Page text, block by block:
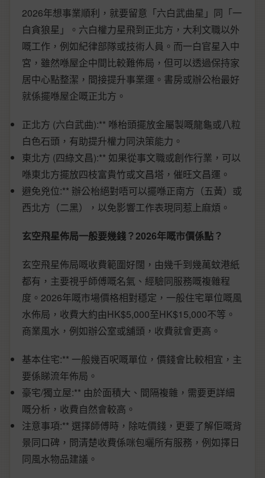
2026年想事業順利，就要留意「六白武曲星」同「一
白貪狼星」。六白權力星飛到正北方，大利文職以外
嘅工作，例如紀律部隊或技術人員。而一白官星入中
宮，雖然喺屋企中間比較難佈局，但可以透過保持家
居中心點整潔，間接提升事業運。書房或辦公枱最好
就係擺喺屋企嘅正北方。
正北方 (六白武曲):** 喺枱頭擺放金屬製嘅龍龜或八粒
白色石頭，有助提升權力同決策能力。
東北方 (四綠文昌):** 如果從事文職或創作行業，可以
喺東北方擺放四枝富貴竹或文昌塔，催旺文昌運。
避免兇位:** 辦公枱絕對唔可以擺喺正南方（五黃）或
西北方（二黑），以免影響工作表現同惹上麻煩。
玄空飛星佈局一般要幾錢？2026年嘅市價係點？
玄空飛星佈局嘅收費範圍好闊，由幾千到幾萬蚊港紙
都有，主要視乎師傅嘅名氣、經驗同服務嘅複雜程
度。2026年嘅市場價格相對穩定，一般住宅單位嘅風
水佈局，收費大約由HK$5,000至HK$15,000不等。
商業風水，例如辦公室或舖頭，收費就會更高。
基本住宅:** 一般幾百呎嘅單位，價錢會比較相宜，主
要係睇流年佈局。
豪宅/獨立屋:** 由於面積大、間隔複雜，需要更詳細
嘅分析，收費自然會較高。
注意事項:** 選擇師傅時，除咗價錢，更要了解佢嘅背
景同口碑，問清楚收費係咪包曬所有服務，例如擇日
同風水物品建議。